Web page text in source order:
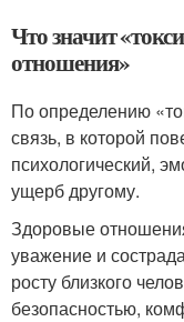
Что значит
отношения»
По определению
связь, в которой
психологический,
ущерб другому.
Здоровые
уважение и
росту близкого
безопасностью,